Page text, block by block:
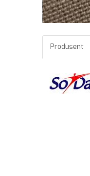
Produsent